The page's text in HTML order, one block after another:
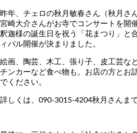
昨年、チェロの秋月敏春さん（秋月さ
宮崎大介さんがお寺でコンサートを開
釈迦様の誕生日を祝う「花まつり」と
ィバル開催が決まりました。
絵画、陶芸、木工、張り子、皮工芸な
チンカーなど食べ物も。 お店の方とお
でください。
詳しくは、090-3015-4204秋月さんまで